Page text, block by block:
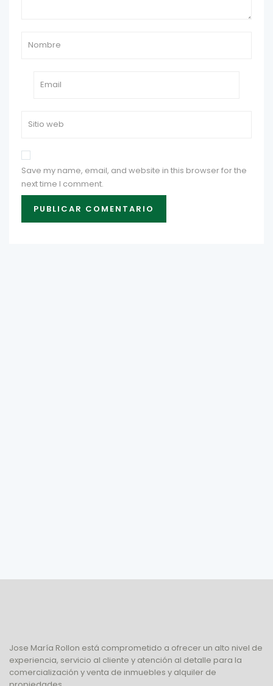
Save my name, email, and website in this browser for the
next time I comment.
Jose María Rollon está comprometido a ofrecer un alto nivel de
experiencia, servicio al cliente y atención al detalle para la
comercialización y venta de inmuebles y alquiler de